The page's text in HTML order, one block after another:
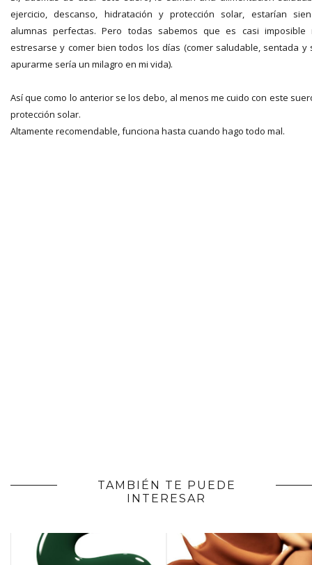
ejercicio, descanso, hidratación y protección solar, estarían
alumnas perfectas. Pero todas sabemos que es casi imposible
estresarse y comer bien todos los días (comer saludable, sentada y
apurarme sería un milagro en mi vida).
Así que como lo anterior se los debo, al menos me cuido con este
protección solar.
Altamente recomendable, funciona hasta cuando hago todo mal.
TAMBIÉN TE PUEDE
INTERESAR